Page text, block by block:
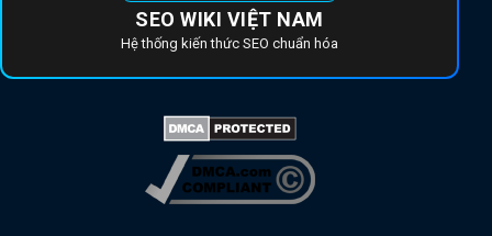
SEO WIKI VIỆT NAM
Hệ thống kiến thức SEO chuẩn hóa